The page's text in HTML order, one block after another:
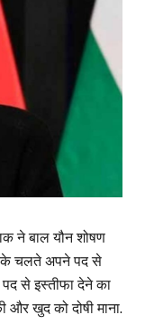
ने बाल यौन शोषण
के चलते अपने पद से
पद से इस्तीफा देने का
और खुद को दोषी माना.